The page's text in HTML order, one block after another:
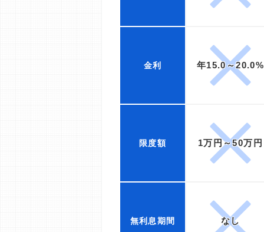
金利 年15.0～20.0%
限度額 1万円～50万円
無利息期間 なし